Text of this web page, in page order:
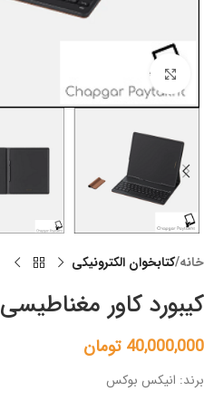
Click to enlarge
خانه کتابخوان الکترونیکی
کیبورد کاور مغناطیسی Onix Note Air 5 C
40,000,000 تومان
برند: انیکس بوکس